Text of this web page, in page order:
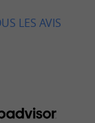
exigence
LES AVIS